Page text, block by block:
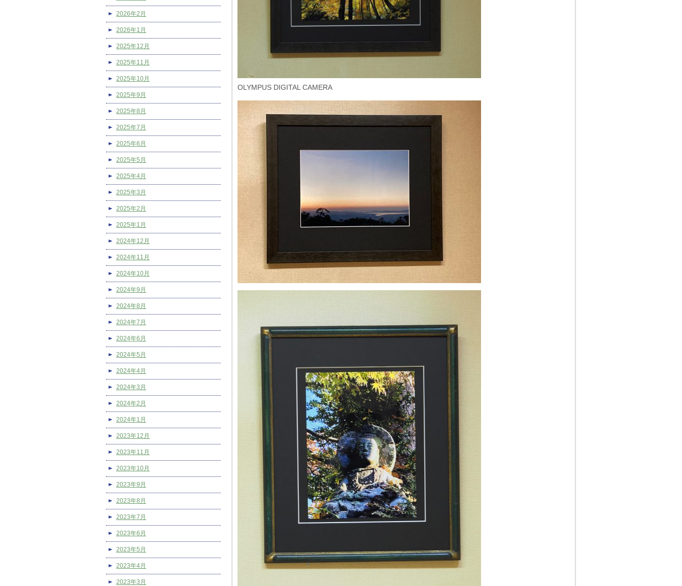
2026年2月
2026年1月
2025年12月
2025年11月
2025年10月
2025年9月
2025年8月
2025年7月
2025年6月
2025年5月
2025年4月
2025年3月
2025年2月
2025年1月
2024年12月
2024年11月
2024年10月
2024年9月
2024年8月
2024年7月
2024年6月
2024年5月
2024年4月
2024年3月
2024年2月
2024年1月
2023年12月
2023年11月
2023年10月
2023年9月
2023年8月
2023年7月
2023年6月
2023年5月
2023年4月
2023年3月
OLYMPUS DIGITAL CAMERA